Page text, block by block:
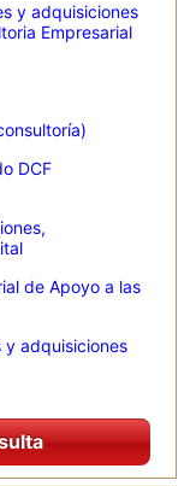
y adquisiciones
Empresarial
DCF
de Apoyo a las
y adquisiciones